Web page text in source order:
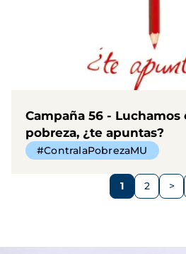
Campaña 56 - Luchamos
pobreza, ¿te apuntas?
#ContralaPobrezaMU
Página
1 Página
2 >